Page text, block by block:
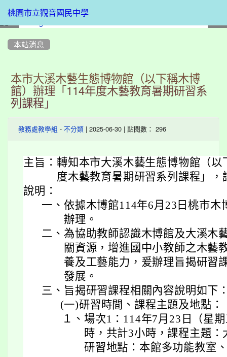
桃園市立觀音國民中學
本站消息
本市大溪木藝生態博物館（以下稱木博
館）辦理「114年度木藝教育暑期研習系
列課程」
教務處教學組 - 不分類 | 2025-06-30 | 點閱數： 296
主旨： 轉知本市大溪木藝生態博物館（
度木藝教育暑期研習系列課程」，
說明：
一、 依據木博館114年6月23日桃市木
辦理。
二、 為協助教師認識木博館及大溪木
關資源，增進國中小教師之木藝
養及工藝能力，爰辦理旨揭研習
發展。
三、 旨揭研習課程相關內容說明如下
(一)研習時間、課程主題及地點：
１、 場次1：114年7月23日（星
時，共計3小時，課程主題
研習地點：本館多功能教室